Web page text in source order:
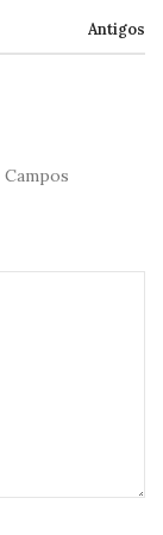
Antigos
Campos